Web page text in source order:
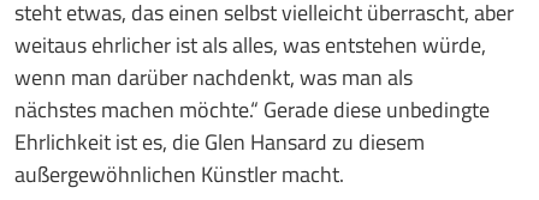
steht etwas, das einen selbst vielleicht überrascht, aber
weitaus ehrlicher ist als alles, was entstehen würde,
wenn man darüber nachdenkt, was man als
nächstes machen möchte.“ Gerade diese unbedingte
Ehrlichkeit ist es, die Glen Hansard zu diesem
außergewöhnlichen Künstler macht.